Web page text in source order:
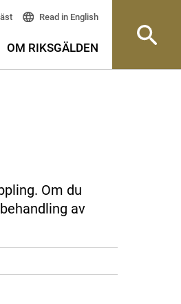
Read in English
OM RIKSGÄLDEN
Om du
av